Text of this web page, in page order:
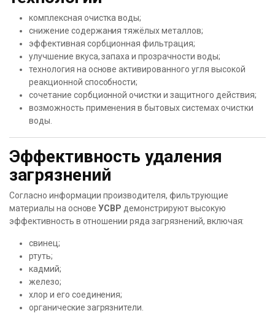
комплексная очистка воды;
снижение содержания тяжёлых металлов;
эффективная сорбционная фильтрация;
улучшение вкуса, запаха и прозрачности воды;
технология на основе активированного угля высокой
реакционной способности;
сочетание сорбционной очистки и защитного действия;
возможность применения в бытовых системах очистки
воды.
Эффективность удаления
загрязнений
Согласно информации производителя, фильтрующие
материалы на основеУСВР демонстрируют высокую
эффективность в отношении ряда загрязнений, включая:
свинец;
ртуть;
кадмий;
железо;
хлор и его соединения;
органические загрязнители.